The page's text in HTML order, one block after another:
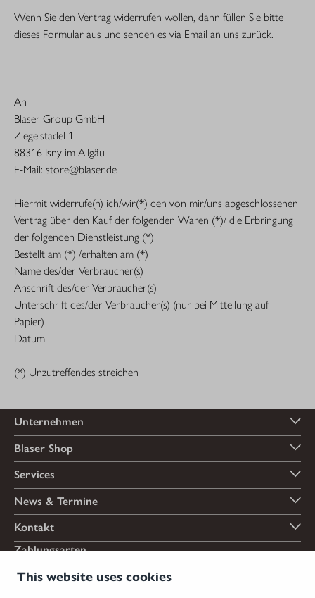
This website uses cookies
Wenn Sie den Vertrag widerrufen wollen, dann füllen Sie bitte
dieses Formular aus und senden es via Email an uns zurück.
An
Blaser Group GmbH
Ziegelstadel 1
88316 Isny im Allgäu
E-Mail: store@blaser.de
Hiermit widerrufe(n) ich/wir(*) den von mir/uns abgeschlossenen
Vertrag über den Kauf der folgenden Waren (*)/ die Erbringung
der folgenden Dienstleistung (*)
Bestellt am (*) /erhalten am (*)
Name des/der Verbraucher(s)
Anschrift des/der Verbraucher(s)
Unterschrift des/der Verbraucher(s) (nur bei Mitteilung auf
Papier)
Datum
(*) Unzutreffendes streichen
Unternehmen
Blaser Shop
Services
News & Termine
Kontakt
Zahlungsarten